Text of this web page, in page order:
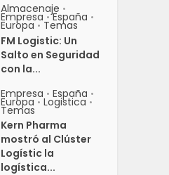
Almacenaje •
Empresa • España •
Europa • Temas
FM Logistic: Un
Salto en Seguridad
con la...
Empresa • España •
Europa • Logistica •
Temas
Kern Pharma
mostró al Clúster
Logístic la
logística...